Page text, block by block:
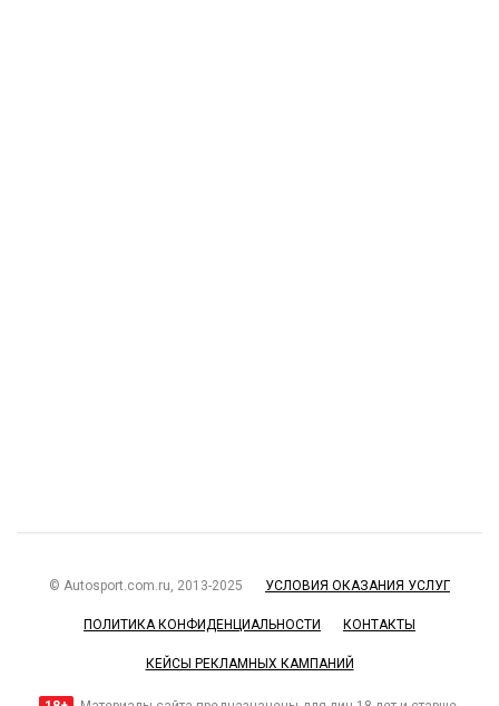
© Autosport.com.ru, 2013-2025 УСЛОВИЯ ОКАЗАНИЯ УСЛУГ
ПОЛИТИКА КОНФИДЕНЦИАЛЬНОСТИ КОНТАКТЫ
КЕЙСЫ РЕКЛАМНЫХ КАМПАНИЙ